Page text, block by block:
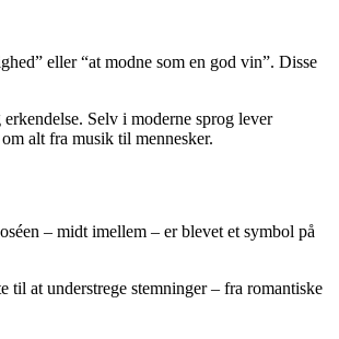
eller “at modne som en god vin”. Disse
Selv i moderne sprog lever
alt fra musik til mennesker.
– midt imellem – er blevet et symbol på
at understrege stemninger – fra romantiske